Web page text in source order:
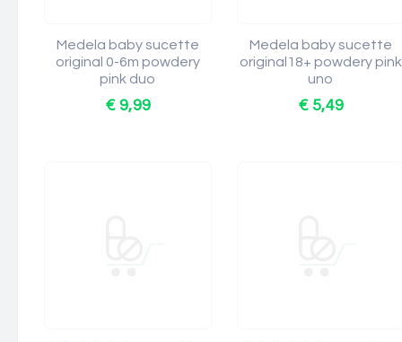
Medela baby sucette
original 0-6m powdery
pink duo
€ 9,99
Medela baby sucette
original18+ powdery pink
uno
€ 5,49